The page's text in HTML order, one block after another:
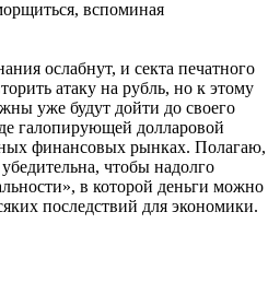
вспоминая
ослабнут, и секта печатного
атаку на рубль, но к этому
уже будут дойти до своего
галопирующей долларовой
финансовых рынках. Полагаю,
чтобы надолго
в которой деньги можно
последствий для экономики.